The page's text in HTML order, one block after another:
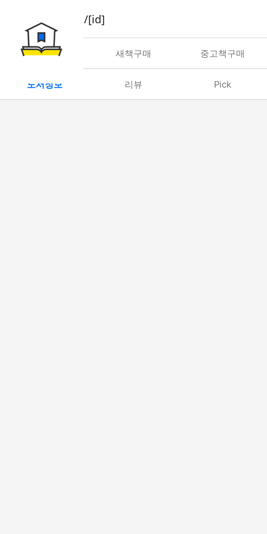
book/rent/[id]
대여 새책구매 중고책구매
도서정보 리뷰 Pick